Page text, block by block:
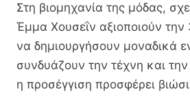
Στη βιομηχανία της μόδας,
Έμμα Χουσεΐν αξιοποιούν
να δημιουργήσουν μοναδικά
συνδυάζουν την τέχνη και
η προσέγγιση προσφέρει